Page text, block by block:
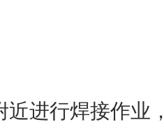
近进行焊接作业